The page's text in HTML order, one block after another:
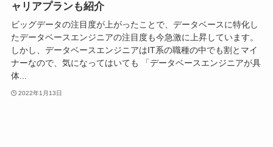
ャリアプランも紹介
ビッグデータの注目度が上がったことで、データベースに特化し
たデータベースエンジニアの注目度も今急激に上昇しています。
しかし、データベースエンジニアはIT系の職種の中でも割とマイ
ナーなので、気になってはいても 「データベースエンジニアが具
体...
2022年1月13日